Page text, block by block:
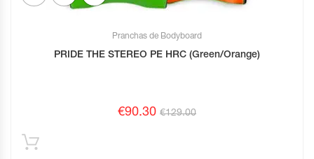
Pranchas de Bodyboard
PRIDE THE STEREO PE HRC (Green/Orange)
€129.00
€90.30